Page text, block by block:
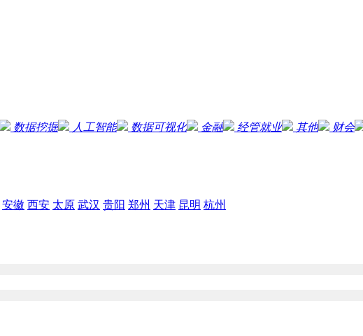
数据挖掘 人工智能 数据可视化 金融 经管就业 其他 财会
安徽 西安 太原 武汉 贵阳 郑州 天津 昆明 杭州